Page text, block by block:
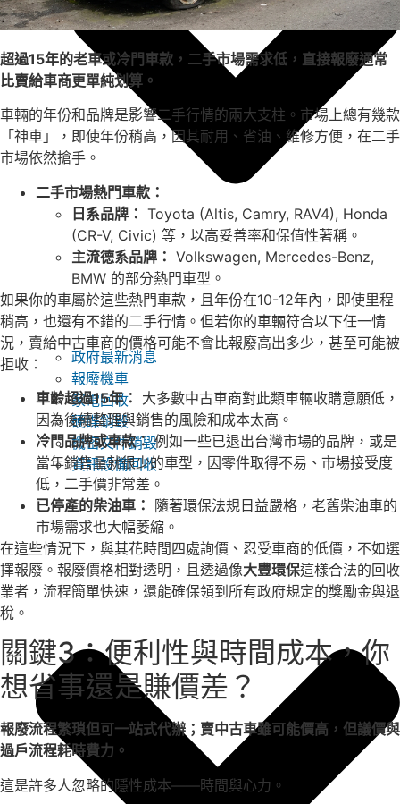
政府最新消息
報廢機車
家電回收
硬碟銷毀
機密文件銷毀
資訊設備回收
超過15年的老車或冷門車款，二手市場需求低，直接報廢通常
比賣給車商更單純划算。
車輛的年份和品牌是影響二手行情的兩大支柱。市場上總有幾款
「神車」，即使年份稍高，因其耐用、省油、維修方便，在二手
市場依然搶手。
二手市場熱門車款：
日系品牌： Toyota (Altis, Camry, RAV4), Honda
(CR-V, Civic) 等，以高妥善率和保值性著稱。
主流德系品牌： Volkswagen, Mercedes-Benz,
BMW 的部分熱門車型。
如果你的車屬於這些熱門車款，且年份在10-12年內，即使里程
稍高，也還有不錯的二手行情。但若你的車輛符合以下任一情
況，賣給中古車商的價格可能不會比報廢高出多少，甚至可能被
拒收：
車齡超過15年： 大多數中古車商對此類車輛收購意願低，
因為後續整理與銷售的風險和成本太高。
冷門品牌或車款：例如一些已退出台灣市場的品牌，或是
當年銷售量就很少的車型，因零件取得不易、市場接受度
低，二手價非常差。
已停產的柴油車： 隨著環保法規日益嚴格，老舊柴油車的
市場需求也大幅萎縮。
在這些情況下，與其花時間四處詢價、忍受車商的低價，不如選
擇報廢。報廢價格相對透明，且透過像大豐環保這樣合法的回收
業者，流程簡單快速，還能確保領到所有政府規定的獎勵金與退
稅。
關鍵3：便利性與時間成本，你
想省事還是賺價差？
報廢流程繁瑣但可一站式代辦；賣中古車雖可能價高，但議價與
過戶流程耗時費力。
這是許多人忽略的隱性成本——時間與心力。